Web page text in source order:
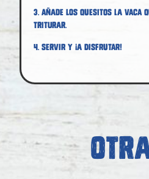
3. Añade los quesitos La vaca
triturar.
4. Servir y ¡a disfrutar!